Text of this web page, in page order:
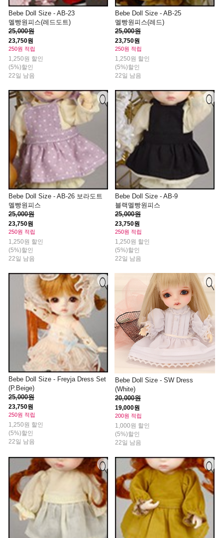
Bebe Doll Size - AB-23
멜빵원피스(레드도트)
25,000원
23,750원
250원 적립
1,250원 할인
(5%)할인
22일 남음
Bebe Doll Size - AB-25
멜빵원피스(레드)
25,000원
23,750원
250원 적립
1,250원 할인
(5%)할인
22일 남음
Bebe Doll Size - AB-26 보라도트
멜빵원피스
25,000원
23,750원
250원 적립
1,250원 할인
(5%)할인
22일 남음
Bebe Doll Size - AB-9
블랙멜빵원피스
25,000원
23,750원
250원 적립
1,250원 할인
(5%)할인
22일 남음
Bebe Doll Size - Freyja Dress Set
(P.Beige)
25,000원
23,750원
250원 적립
1,250원 할인
(5%)할인
22일 남음
Bebe Doll Size - SW Dress
(White)
20,000원
19,000원
200원 적립
1,000원 할인
(5%)할인
22일 남음